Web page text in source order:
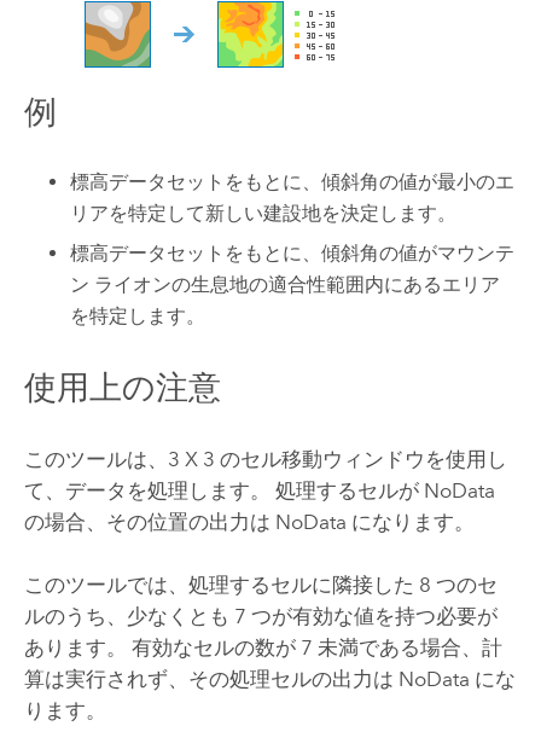
例
標高データセットをもとに、傾斜角の値が最小のエ
リアを特定して新しい建設地を決定します。
標高データセットをもとに、傾斜角の値がマウンテ
ン ライオンの生息地の適合性範囲内にあるエリア
を特定します。
使用上の注意
このツールは、3 X 3 のセル移動ウィンドウを使用し
て、データを処理します。 処理するセルが NoData
の場合、その位置の出力は NoData になります。
このツールでは、処理するセルに隣接した 8 つのセ
ルのうち、少なくとも 7 つが有効な値を持つ必要が
あります。 有効なセルの数が 7 未満である場合、計
算は実行されず、その処理セルの出力は NoData にな
ります。